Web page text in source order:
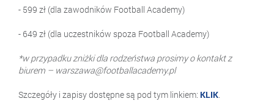
- 599 zł (dla zawodników Football Academy)
- 649 zł (dla uczestników spoza Football Academy)
*w przypadku zniżki dla rodzeństwa prosimy o kontakt z
biurem – warszawa@footballacademy.pl
Szczegóły i zapisy dostępne są pod tym linkiem: KLIK.